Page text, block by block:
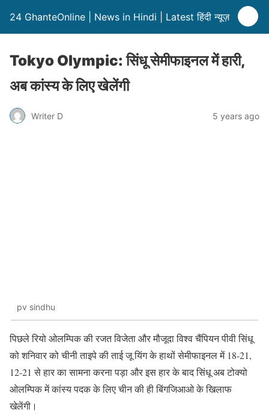
24 GhanteOnline | News in Hindi | Latest हिंदी न्यूज़
Tokyo Olympic: सिंधू सेमीफाइनल में हारी,
अब कांस्य के लिए खेलेंगी
Writer D 5 years ago
pv sindhu
पिछले रियो ओलम्पिक की रजत विजेता और मौजूदा विश्व चैंपियन पीवी सिंधू
को शनिवार को चीनी ताइपे की ताई जू यिंग के हाथों सेमीफाइनल में 18-21,
12-21 से हार का सामना करना पड़ा और इस हार के बाद सिंधू अब टोक्यो
ओलम्पिक में कांस्य पदक के लिए चीन की ही बिंगजिआओ के खिलाफ
खेलेंगी।